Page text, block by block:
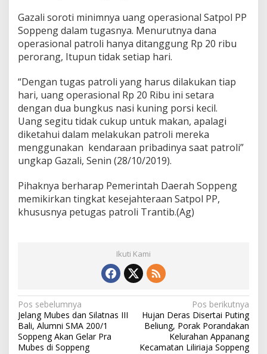
Gazali soroti minimnya uang operasional Satpol PP
Soppeng dalam tugasnya. Menurutnya dana
operasional patroli hanya ditanggung Rp 20 ribu
perorang, Itupun tidak setiap hari.
“Dengan tugas patroli yang harus dilakukan tiap
hari, uang operasional Rp 20 Ribu ini setara
dengan dua bungkus nasi kuning porsi kecil.
Uang segitu tidak cukup untuk makan, apalagi
diketahui dalam melakukan patroli mereka
menggunakan kendaraan pribadinya saat patroli”
ungkap Gazali, Senin (28/10/2019).
Pihaknya berharap Pemerintah Daerah Soppeng
memikirkan tingkat kesejahteraan Satpol PP,
khususnya petugas patroli Trantib.(Ag)
Ikuti Kami
N
a
v
Pos sebelumnya
Jelang Mubes dan Silatnas III
Bali, Alumni SMA 200/1
Soppeng Akan Gelar Pra
Mubes di Soppeng
Pos berikutnya
Hujan Deras Disertai Puting
Beliung, Porak Porandakan
Kelurahan Appanang
Kecamatan Liliriaja Soppeng